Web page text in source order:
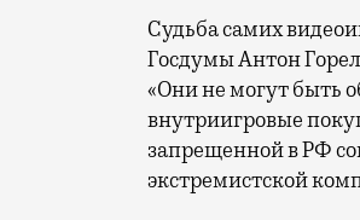
Судьба самих
Госдумы Антон
«Они не могут быть
внутриигровые
запрещенной в РФ
экстремистской